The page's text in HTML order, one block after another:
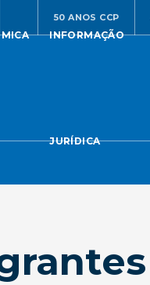
50 ANOS CCP
INFORMAÇÃO
JURÍDICA